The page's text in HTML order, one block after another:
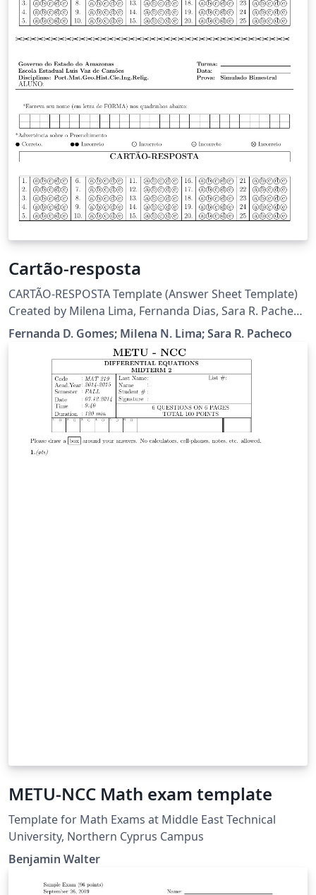
Cartão-resposta
CARTÃO-RESPOSTA Template (Answer Sheet Template)
Created by Milena Lima, Fernanda Dias, Sara R. Pacheco
Science Project at school 2017-FAPEAM
View:https://www.overleaf.com/read/dxgbzpgvcgtj
Fernanda D. Gomes; Milena N. Lima; Sara R. Pacheco
METU-NCC Math exam template
Template for Math Exams at Middle East Technical
University, Northern Cyprus Campus
Benjamin Walter